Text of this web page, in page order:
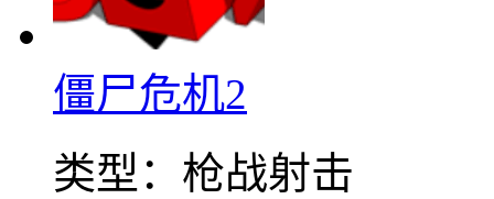
僵尸危机2
类型： 枪战射击